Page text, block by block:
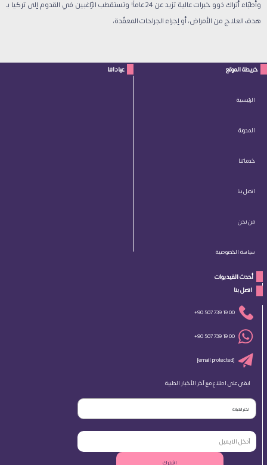
وأطبّاء أتراك ذوو خبرات عالية تزيد عن 24 عاماً! وتستقطب الرّاغبين في القدوم إلى تركيا بـ
هدف العلاج من الأمراض، أو إجراء الجراحات المعقّدة،
خريطة الموقع
الرئيسية
المدونة
خدماتنا
اتصل بنا
من نحن
سياسة الخصوصية
عياداتنا
أحدث الفيديوات
اتصل بنا
+90 507 739 19 00
+90 507 739 19 00
[email protected]
ابقى على اطلاع مع آخر الأخبار الطبية
اختر العيادة
اشترك